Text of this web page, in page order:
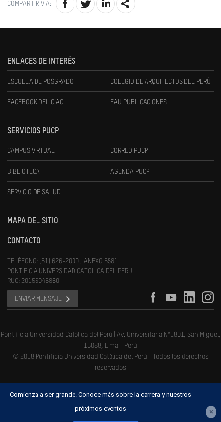
COMPARTIR VÍA:
ENLACES DE INTERÉS
ESCUELA DE POSGRADO COLEGIO DE ARQUITECTOS DEL PERÚ
FACEBOOK DEL CIAC FAU PUBLICACIONES
SERVICIOS PUCP
CAMPUS VIRTUAL CORREO PUCP
BIBLIOTECA AGENDA PUCP
SERVICIO DE SALUD
MAPA DEL SITIO
CONTACTO
TELÉFONO: (51) 626-2000 , ANEXO 5581
PONTIFICIA UNIVERSIDAD CATOLICA DEL PERU
RUC: 20155945860
ENVIAR MENSAJE
Pontificia Universidad Católica del Perú | Av. Universitaria N°1801, San Miguel,
15088, Lima - Perú
© 2018 Pontificia Universidad Católica del Perú - Todos los derechos
reservados
Comienza a ser grande. Conoce más sobre la carrera y nuestros
próximos eventos
×